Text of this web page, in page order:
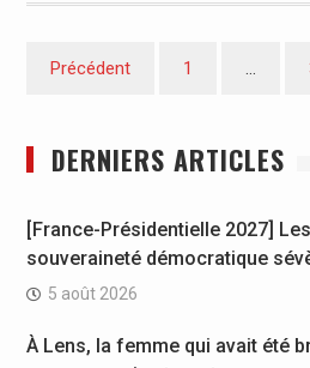
Pagination
Précédent 1 …
DERNIERS ARTICLES
[France-Présidentielle 2027]
souveraineté démocratique
5 août 2026
À Lens, la femme qui avait été